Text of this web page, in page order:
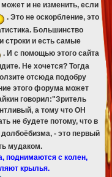
и не изменить, если
. Это не оскорбление, это
Большинство
строки и есть самые
. И с помощью этого сайта
Не хочется? Тогда
отсюда подобру
этого форума может
говорил:"Зритель
а тому что ОН
не будете потому, что в
- это первый
мудаком.
поднимаются с колен,
крылья.